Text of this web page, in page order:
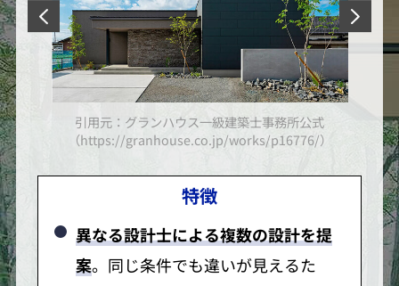
引用元：グランハウス一級建築士事務所公式
（https://granhouse.co.jp/works/p16776/）
特徴
異なる設計士による複数の設計を提
案。同じ条件でも違いが見えるた